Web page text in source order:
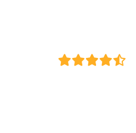
the State Trading Centre